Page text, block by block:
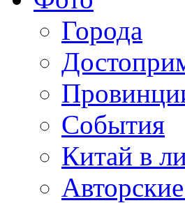
Города
События
Китай в